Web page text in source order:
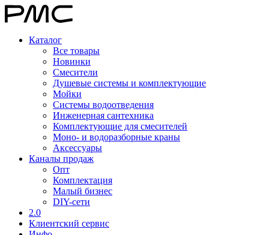
Каталог
Все товары
Новинки
Смесители
Душевые системы и комплектующие
Мойки
Системы водоотведения
Инженерная сантехника
Комплектующие для смесителей
Моно- и водоразборные краны
Аксессуары
Каналы продаж
Опт
Комплектация
Малый бизнес
DIY-сети
2.0
Клиентский сервис